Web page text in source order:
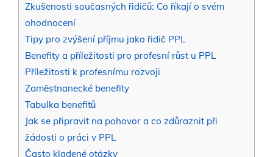
Zkušenosti současných řidičů: Co říkají o svém
ohodnocení
Tipy pro zvýšení příjmu jako řidič PPL
Benefity a příležitosti pro profesní růst u PPL
Příležitosti k profesnímu rozvoji
Zaměstnanecké benefity
Tabulka benefitů
Jak se připravit na pohovor a co zdůraznit při
žádosti o práci v PPL
Často kladené otázky